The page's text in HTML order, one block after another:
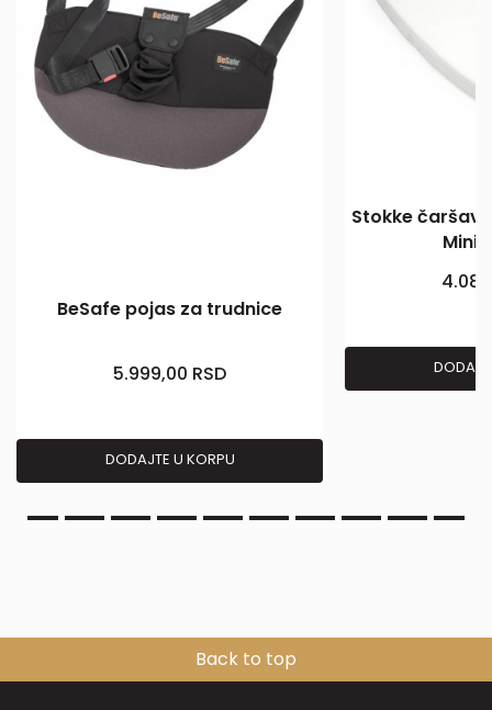
BeSafe pojas za trudnice
5.999,00 RSD
DODAJTE U KORPU
Stokke čaršav
Mini,
Back to top